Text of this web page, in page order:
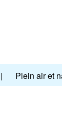
| Plein air et